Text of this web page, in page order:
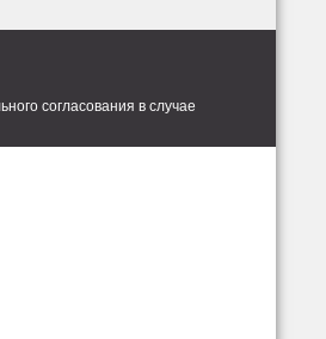
согласования в случае